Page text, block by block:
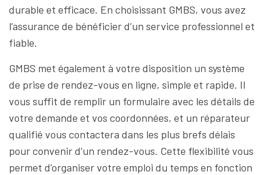
durable et efficace. En choisissant GMBS, vous avez
l’assurance de bénéficier d’un service professionnel et
fiable.
GMBS met également à votre disposition un système
de prise de rendez-vous en ligne, simple et rapide. Il
vous suffit de remplir un formulaire avec les détails de
votre demande et vos coordonnées, et un réparateur
qualifié vous contactera dans les plus brefs délais
pour convenir d’un rendez-vous. Cette flexibilité vous
permet d’organiser votre emploi du temps en fonction